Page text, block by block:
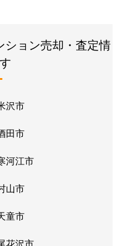
ション売却・査定情
沢市
田市
河江市
山市
童市